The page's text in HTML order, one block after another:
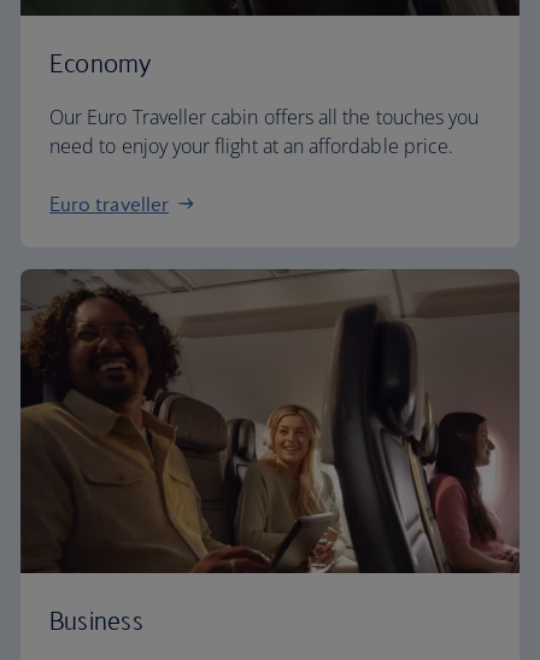
Economy
Our Euro Traveller cabin offers all the touches you
need to enjoy your flight at an affordable price.
Euro traveller
Business